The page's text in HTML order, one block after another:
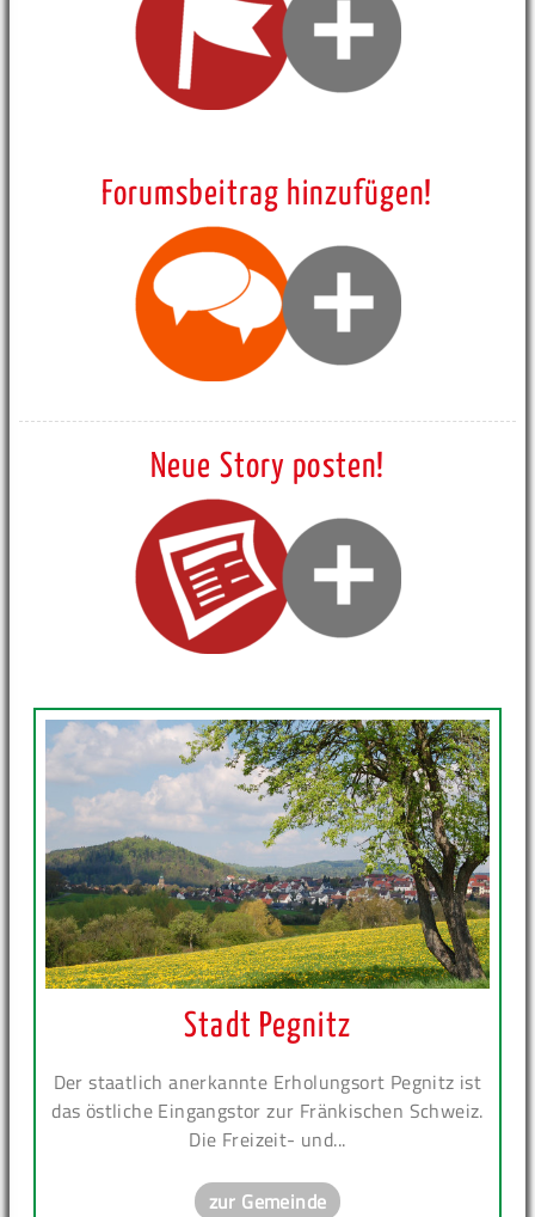
Forumsbeitrag hinzufügen!
Neue Story posten!
Stadt Pegnitz
Der staatlich anerkannte Erholungsort Pegnitz ist
das östliche Eingangstor zur Fränkischen Schweiz.
Die Freizeit- und...
zur Gemeinde